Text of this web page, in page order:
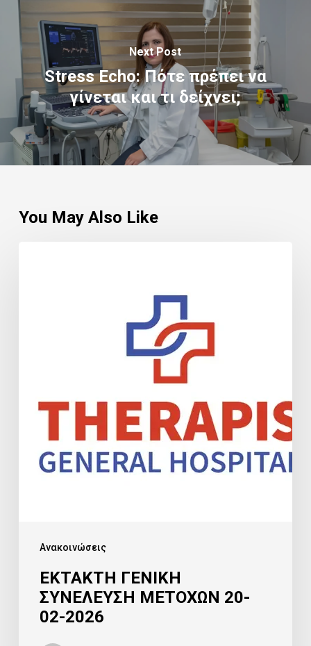
Next Post
Stress Echo: Πότε πρέπει να
γίνεται και τι δείχνει;
You May Also Like
Ανακοινώσεις
ΕΚΤΑΚΤΗ ΓΕΝΙΚΗ
ΣΥΝΕΛΕΥΣΗ ΜΕΤΟΧΩΝ 20-
02-2026